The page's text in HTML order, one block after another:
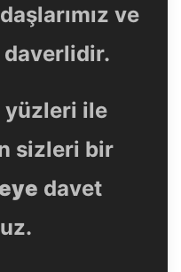
ve
yüzleri ile
sizleri bir
davet